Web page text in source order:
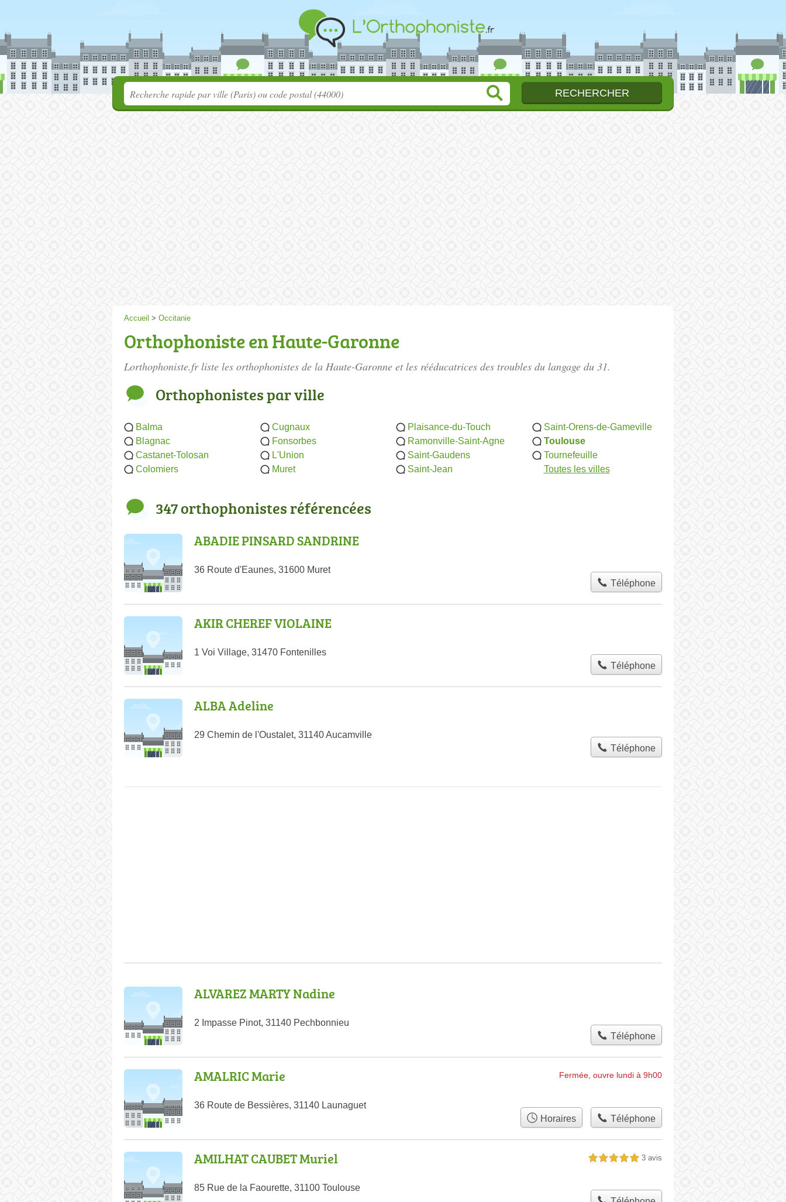
Accueil > Occitanie
Orthophoniste en Haute-Garonne
Lorthophoniste.fr liste les orthophonistes de la Haute-Garonne et les rééducatrices des troubles du langage du 31.
Orthophonistes par ville
Balma
Blagnac
Castanet-Tolosan
Colomiers
Cugnaux
Fonsorbes
L'Union
Muret
Plaisance-du-Touch
Ramonville-Saint-Agne
Saint-Gaudens
Saint-Jean
Saint-Orens-de-Gameville
Toulouse
Tournefeuille
Toutes les villes
347 orthophonistes référencées
ABADIE PINSARD SANDRINE
36 Route d'Eaunes, 31600 Muret
Téléphone
AKIR CHEREF VIOLAINE
1 Voi Village, 31470 Fontenilles
Téléphone
ALBA Adeline
29 Chemin de l'Oustalet, 31140 Aucamville
Téléphone
ALVAREZ MARTY Nadine
2 Impasse Pinot, 31140 Pechbonnieu
Téléphone
AMALRIC Marie
36 Route de Bessières, 31140 Launaguet
Fermée, ouvre lundi à 9h00
Horaires Téléphone
AMILHAT CAUBET Muriel
85 Rue de la Faourette, 31100 Toulouse
5,0 étoiles sur 5 3 avis